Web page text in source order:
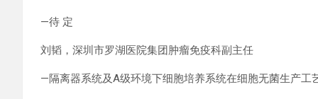
—待 定
刘韬，深圳市罗湖医院集团肿瘤免疫科副主任
—隔离器系统及A级环境下细胞培养系统在细胞无菌生产工